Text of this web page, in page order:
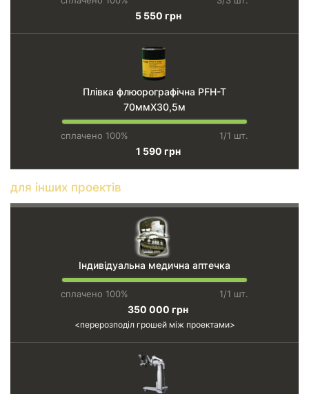
5 550 грн
Плівка флюорографічна PFH-T
70ммХ30,5м
сплачено 100% 1/1 шт.
1 590 грн
для інших проектів
Індивідуальна медична аптечка
сплачено 100% 1/1 шт.
350 000 грн
перерозподіл грошей між проектами